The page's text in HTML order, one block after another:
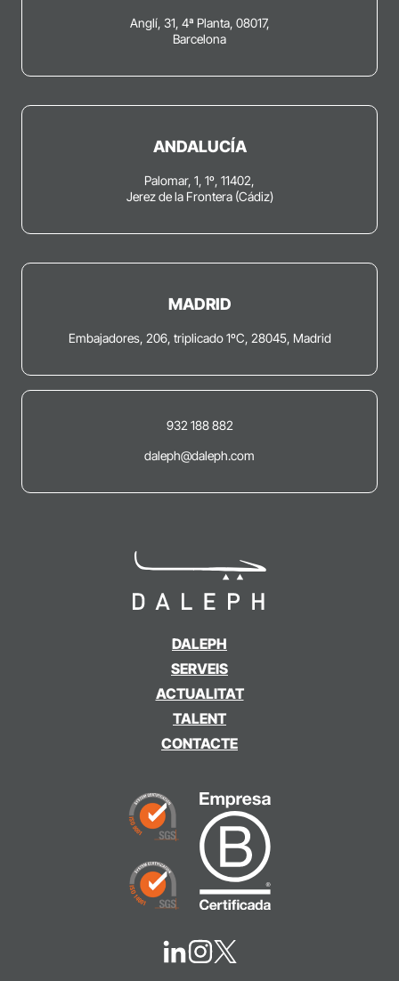
DALEPH
SERVEIS
ACTUALITAT
TALENT
CONTACTE
Anglí, 31, 4ª Planta, 08017,
Barcelona
ANDALUCÍA
Palomar, 1, 1º, 11402,
Jerez de la Frontera (Cádiz)
MADRID
Embajadores, 206, triplicado 1ºC, 28045, Madrid
932 188 882
daleph@daleph.com